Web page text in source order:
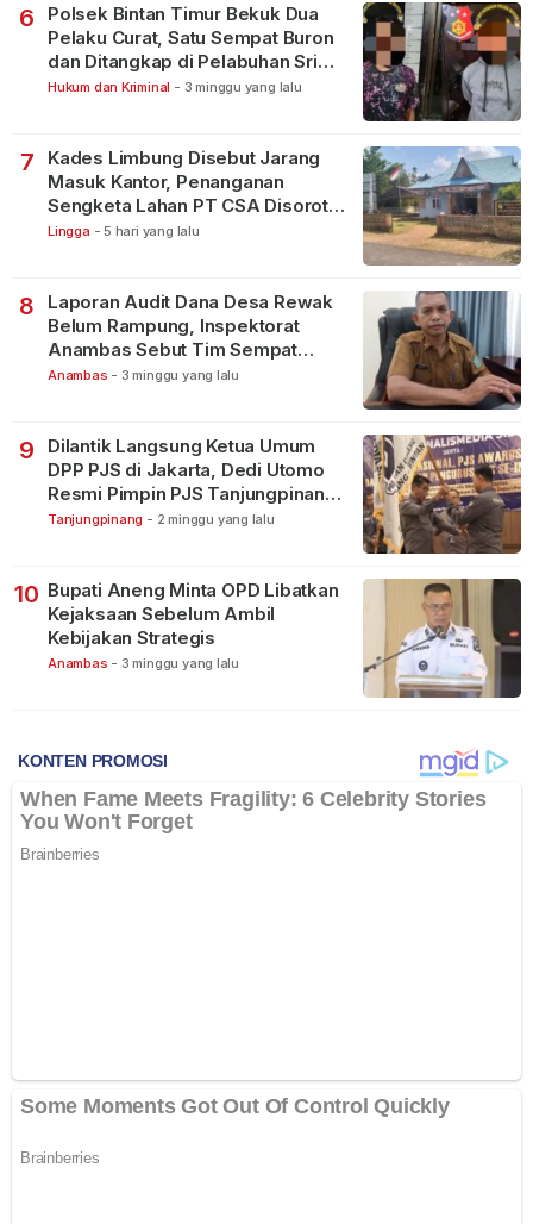
6
Polsek Bintan Timur Bekuk Dua
Pelaku Curat, Satu Sempat Buron
dan Ditangkap di Pelabuhan Sri
Bintan Pura
Hukum dan Kriminal - 3 minggu yang lalu
7
Kades Limbung Disebut Jarang
Masuk Kantor, Penanganan
Sengketa Lahan PT CSA Disorot
Warga
Lingga - 5 hari yang lalu
8
Laporan Audit Dana Desa Rewak
Belum Rampung, Inspektorat
Anambas Sebut Tim Sempat
Terbagi Tangani Kasus Lain
Anambas - 3 minggu yang lalu
9
Dilantik Langsung Ketua Umum
DPP PJS di Jakarta, Dedi Utomo
Resmi Pimpin PJS Tanjungpinang-
Bintan
Tanjungpinang - 2 minggu yang lalu
10 Bupati Aneng Minta OPD Libatkan
Kejaksaan Sebelum Ambil
Kebijakan Strategis
Anambas - 3 minggu yang lalu